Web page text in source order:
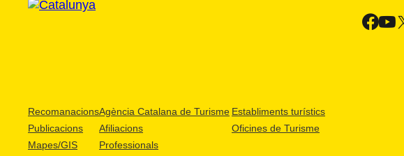
Recomanacions
Publicacions
Mapes/GIS
Agència Catalana de Turisme
Afiliacions
Professionals
Establiments turístics
Oficines de Turisme